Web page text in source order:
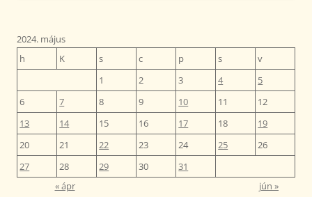
2024. május
h
K s c p s
v
1
2 3 4
5
6
7 8 9 10 11
12
13
14 15 16 17 18
19
20
21 22 23 24 25
26
27
28 29 30
31
« ápr
jún »